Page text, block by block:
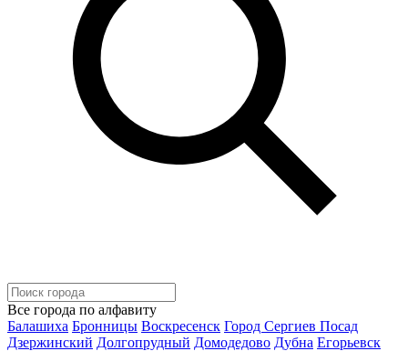
Все города по алфавиту
Балашиха Бронницы Воскресенск Город Сергиев Посад
Дзержинский Долгопрудный Домодедово Дубна Егорьевск